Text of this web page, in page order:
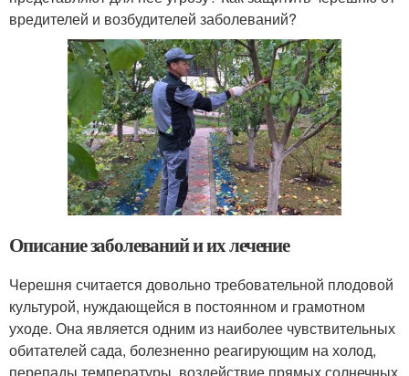
вредителей и возбудителей заболеваний?
Описание заболеваний и их лечение
Черешня считается довольно требовательной плодовой
культурой, нуждающейся в постоянном и грамотном
уходе. Она является одним из наиболее чувствительных
обитателей сада, болезненно реагирующим на холод,